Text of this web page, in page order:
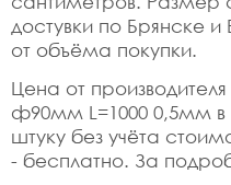
достувки по Брянске и
от объёма покупки.
Цена от
ф90мм L=1000 0,5мм в
штуку без учёта
- бесплатно. За